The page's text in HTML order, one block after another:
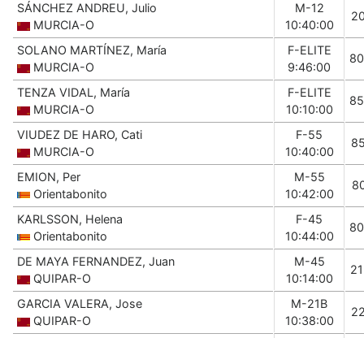
SÁNCHEZ ANDREU, Julio
MURCIA-O
M-12
10:40:00
SOLANO MARTÍNEZ, María
MURCIA-O
F-ELITE
9:46:00
TENZA VIDAL, María
MURCIA-O
F-ELITE
10:10:00
VIUDEZ DE HARO, Cati
MURCIA-O
F-55
10:40:00
EMION, Per
Orientabonito
M-55
10:42:00
KARLSSON, Helena
Orientabonito
F-45
10:44:00
DE MAYA FERNANDEZ, Juan
QUIPAR-O
M-45
10:14:00
GARCIA VALERA, Jose
QUIPAR-O
M-21B
10:38:00